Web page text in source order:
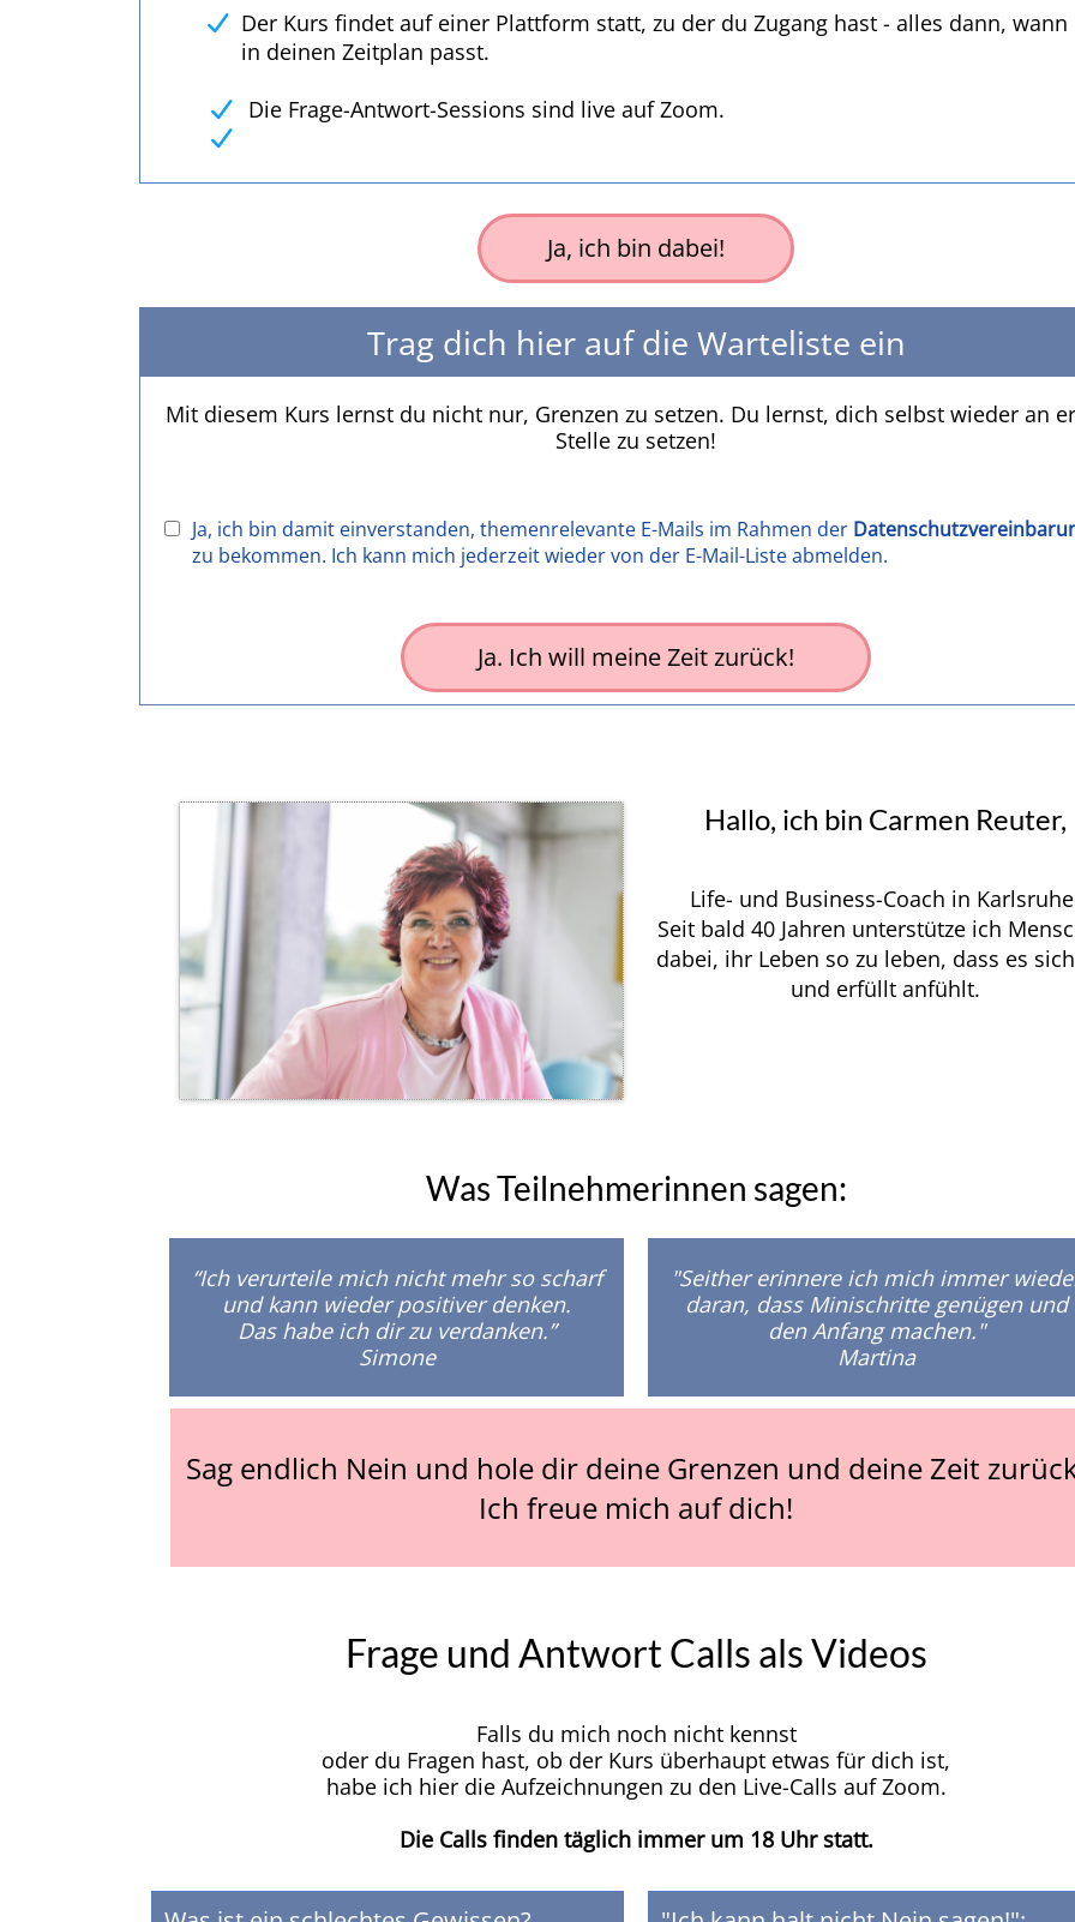
Der Kurs findet auf einer Plattform statt, zu der du Zugang hast - alles dann, wann
in deinen Zeitplan passt.
Die Frage-Antwort-Sessions sind live auf Zoom.
Ja, ich bin dabei!
Trag dich hier auf die Warteliste ein
Mit diesem Kurs lernst du nicht nur, Grenzen zu setzen. Du lernst, dich selbst wieder an
Stelle zu setzen!
Ja, ich bin damit einverstanden, themenrelevante E-Mails im Rahmen der
zu bekommen. Ich kann mich jederzeit wieder von der E-Mail-Liste abmelden.
Ja. Ich will meine Zeit zurück!
Hallo, ich bin Carmen Reuter,
Life- und Business-Coach in
Seit bald 40 Jahren unterstütze ich
dabei, ihr Leben so zu leben, dass es
und erfüllt anfühlt.
Was Teilnehmerinnen sagen:
“Ich verurteile mich nicht mehr so scharf
und kann wieder positiver denken.
Das habe ich dir zu verdanken.”
Simone
"Seither erinnere ich mich immer
daran, dass Minischritte genügen und
den Anfang machen."
Martina
Sag endlich Nein und hole dir deine Grenzen und deine Zeit
Ich freue mich auf dich!
Frage und Antwort Calls als Videos
Falls du mich noch nicht kennst
oder du Fragen hast, ob der Kurs überhaupt etwas für dich ist,
habe ich hier die Aufzeichnungen zu den Live-Calls auf Zoom.
Die Calls finden täglich immer um 18 Uhr statt.